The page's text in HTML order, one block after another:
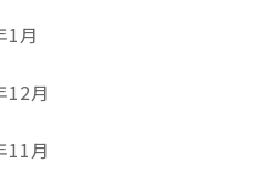
1月
12月
11月